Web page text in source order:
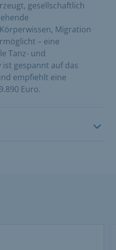
gesellschaftlich
Migration
– eine
Tanz- und
gespannt auf das
empfiehlt eine
Euro.